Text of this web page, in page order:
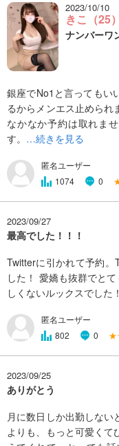
2023/10/10
きこ（25）
ナンバーワ
銀座でNo1と言ってもい
るからメンエス止めら
なかなか予約は取れま
す。 …続きを見る
匿名ユーザー
1074
0
2023/09/27
最高でした！！！
Twitterに引かれて予約
した！ 愛嬌も抜群でと
しくないルックスでした
匿名ユーザー
802
0
2023/09/25
ありがとう
月に数日しか出勤しな
よりも、もっと可愛く